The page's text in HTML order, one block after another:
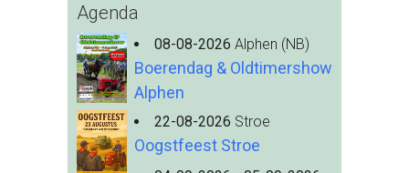
Agenda
08-08-2026 Alphen (NB)
Boerendag & Oldtimershow
Alphen
22-08-2026 Stroe
Oogstfeest Stroe